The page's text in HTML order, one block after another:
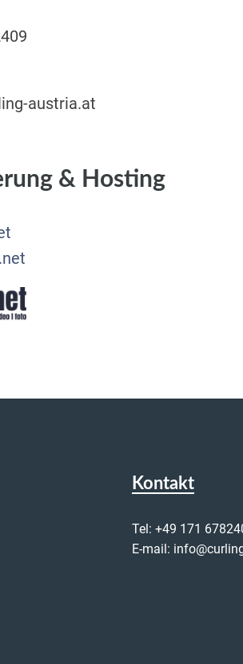
austria.at
& Hosting
Kontakt
Tel: +49 171
E-mail: